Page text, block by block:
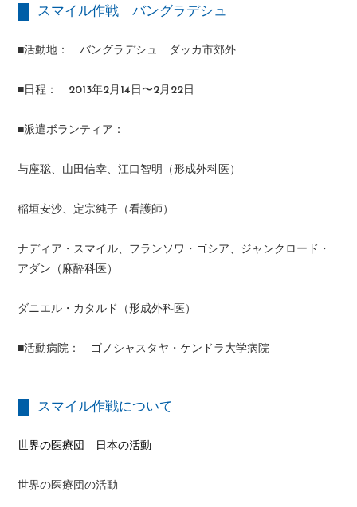
スマイル作戦 バングラデシュ
■活動地： バングラデシュ ダッカ市郊外
■日程： 2013年2月14日〜2月22日
■派遣ボランティア：
与座聡、山田信幸、江口智明（形成外科医）
稲垣安沙、定宗純子（看護師）
ナディア・スマイル、フランソワ・ゴシア、ジャンクロード・
アダン（麻酔科医）
ダニエル・カタルド（形成外科医）
■活動病院： ゴノシャスタヤ・ケンドラ大学病院
スマイル作戦について
世界の医療団 日本の活動
世界の医療団の活動